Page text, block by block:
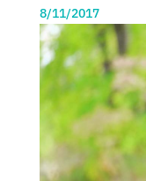
8/11/2017